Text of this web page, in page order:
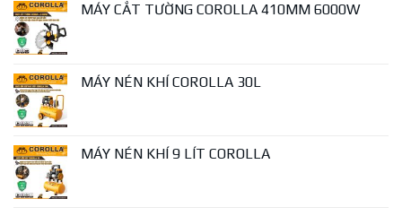
MÁY CẮT TƯỜNG COROLLA 410MM 6000W
MÁY NÉN KHÍ COROLLA 30L
MÁY NÉN KHÍ 9 LÍT COROLLA